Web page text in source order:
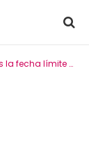
la primera cuota en junio